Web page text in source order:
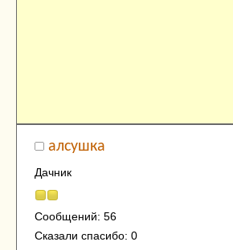
алсушка
Дачник
Сообщений: 56
Сказали спасибо: 0